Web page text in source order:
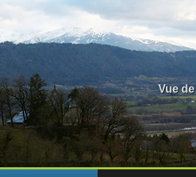
au contenu principal
Vue